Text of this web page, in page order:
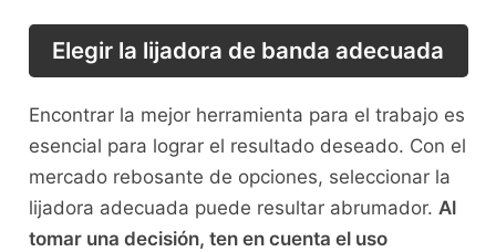
Elegir la lijadora de banda adecuada
Encontrar la mejor herramienta para el trabajo es
esencial para lograr el resultado deseado. Con el
mercado rebosante de opciones, seleccionar la
lijadora adecuada puede resultar abrumador. Al
tomar una decisión, ten en cuenta el uso